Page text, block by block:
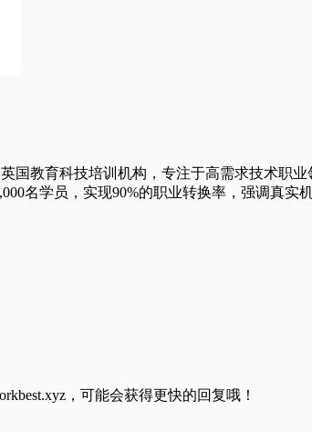
英国教育科技培训机构，专注于高需求技术职
名学员，实现90%的职业转换率，强调真实
，可能会获得更快的回复哦！